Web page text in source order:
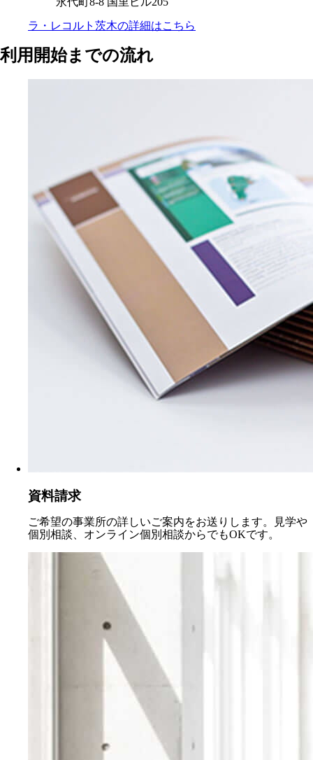
ラ・レコルト茨木の詳細はこちら
利用開始までの流れ
資料請求
ご希望の事業所の詳しいご案内をお送りします。見学や
個別相談、オンライン個別相談からでもOKです。